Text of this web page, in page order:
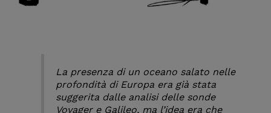
La presenza di un oceano salato nelle
profondità di Europa era già stata
suggerita dalle analisi delle sonde
Voyager e Galileo, ma l’idea era che